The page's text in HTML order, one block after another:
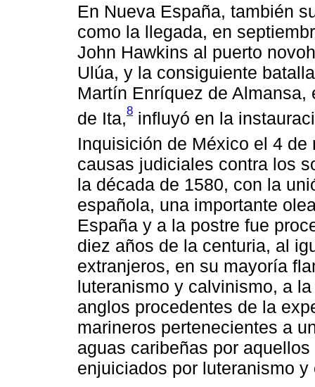
En Nueva España, también
como la llegada, en
John Hawkins al puerto
Ulúa, y la consiguiente
Martín Enríquez de
de Ita,8 influyó en la
Inquisición de México el 4 de
causas judiciales contra los
la década de 1580, con la
española, una importante
España y a la postre fue
diez años de la centuria, al
extranjeros, en su mayoría
luteranismo y calvinismo, a
anglos procedentes de la
marineros pertenecientes a
aguas caribeñas por
enjuiciados por luteranismo